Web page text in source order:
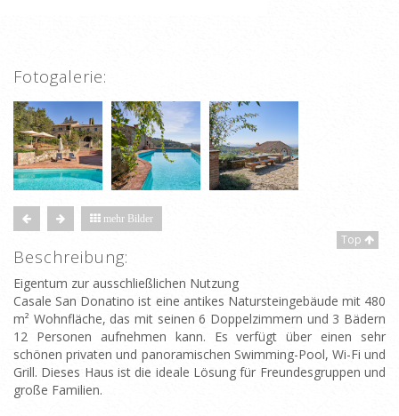
Fotogalerie:
mehr Bilder
Top
Beschreibung:
Eigentum zur ausschließlichen Nutzung
Casale San Donatino ist eine antikes Natursteingebäude mit 480
m² Wohnfläche, das mit seinen 6 Doppelzimmern und 3 Bädern
12 Personen aufnehmen kann. Es verfügt über einen sehr
schönen privaten und panoramischen Swimming-Pool, Wi-Fi und
Grill. Dieses Haus ist die ideale Lösung für Freundesgruppen und
große Familien.